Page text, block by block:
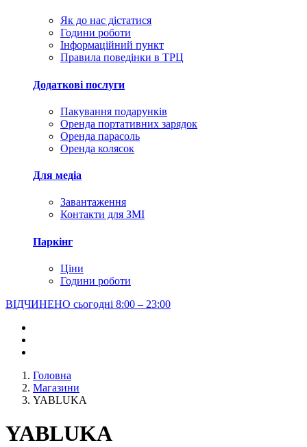
Як до нас дістатися
Години роботи
Інформаційний пункт
Правила поведінки в ТРЦ
Додаткові послуги
Пакування подарунків
Оренда портативних зарядок
Оренда парасоль
Оренда колясок
Для медіа
Завантаження
Контакти для ЗМІ
Паркінг
Ціни
Години роботи
ВІДЧИНЕНО сьогодні 8:00 – 23:00
Головна
Магазини
YABLUKA
YABLUKA